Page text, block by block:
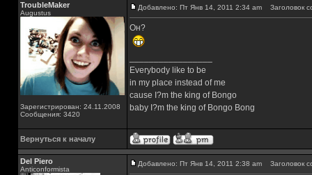
TroubleMaker
Augustus
Зарегистрирован: 24.11.2008
Сообщения: 3420
Добавлено: Пт Янв 14, 2011 2:34 am Заголовок
Он?
Everybody like to be
in my place instead of me
cause I?m the king of Bongo
baby I?m the king of Bongo Bong
Вернуться к началу
Del Piero
Аnticonformista
Добавлено: Пт Янв 14, 2011 2:38 am Заголовок